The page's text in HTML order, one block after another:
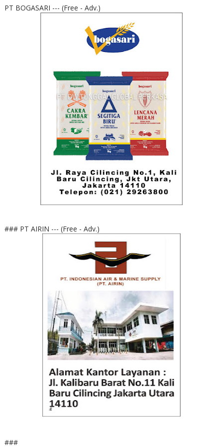
PT BOGASARI --- (Free - Adv.)
### PT AIRIN --- (Free - Adv.)
###